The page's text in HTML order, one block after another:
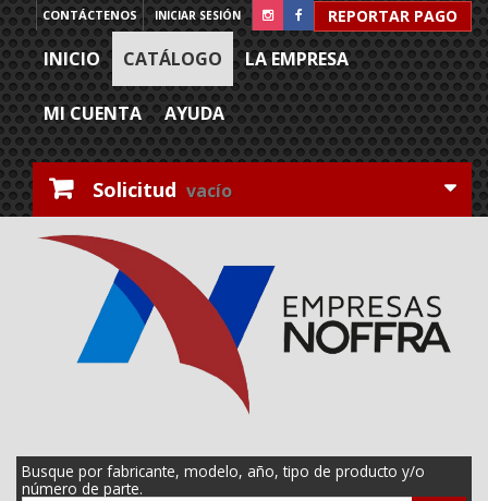
REPORTAR PAGO
INICIAR SESIÓN
CONTÁCTENOS
INICIO CATÁLOGO LA EMPRESA
MI CUENTA AYUDA
Solicitud vacío
Busque por fabricante, modelo, año, tipo de producto y/o
número de parte.